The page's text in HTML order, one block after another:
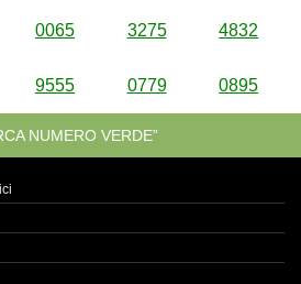
0065 3275 4832
9555 0779 0895
NUMERO VERDE”